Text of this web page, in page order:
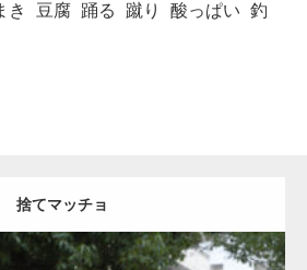
き 豆腐 踊る 蹴り 酸っぱい 釣
捨てマッチョ